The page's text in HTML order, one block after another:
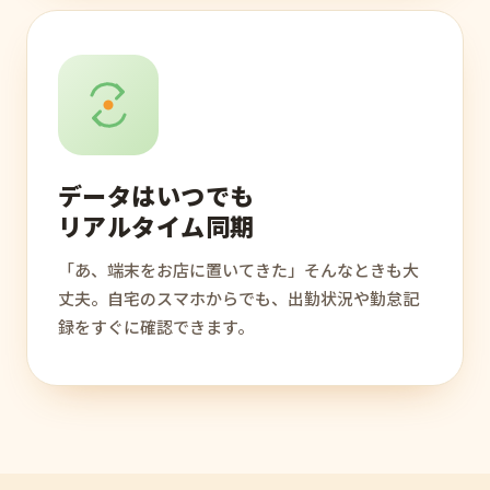
データはいつでも
リアルタイム同期
「あ、端末をお店に置いてきた」そんなときも大
丈夫。自宅のスマホからでも、出勤状況や勤怠記
録をすぐに確認できます。